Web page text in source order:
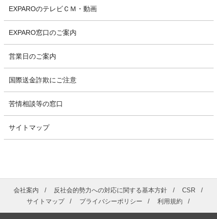
EXPAROのテレビＣＭ・動画
EXPARO窓口のご案内
営業日のご案内
国際送金詐欺にご注意
苦情相談等の窓口
サイトマップ
会社案内 反社会的勢力への対応に関する基本方針
CSR
サイトマップ
プライバシーポリシー 利用規約